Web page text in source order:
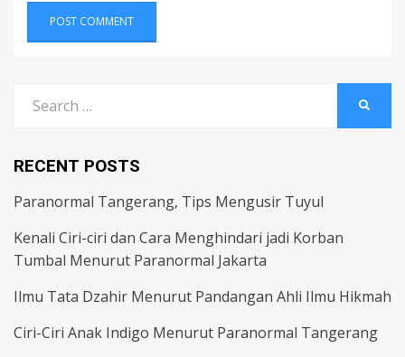
for:
RECENT POSTS
Paranormal Tangerang, Tips Mengusir Tuyul
Kenali Ciri-ciri dan Cara Menghindari jadi Korban
Tumbal Menurut Paranormal Jakarta
Ilmu Tata Dzahir Menurut Pandangan Ahli Ilmu Hikmah
Ciri-Ciri Anak Indigo Menurut Paranormal Tangerang